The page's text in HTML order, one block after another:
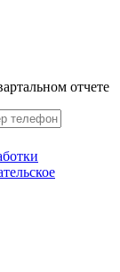
отчете